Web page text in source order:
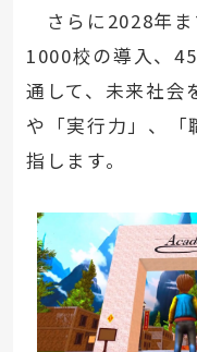
さらに2028年ま
1000校の導入、
通して、未来社会
や「実行力」、「
指します。